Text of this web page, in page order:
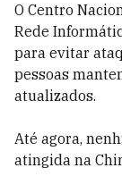
O Centro
Rede
para evitar
pessoas
atualizados.
Até agora,
atingida na